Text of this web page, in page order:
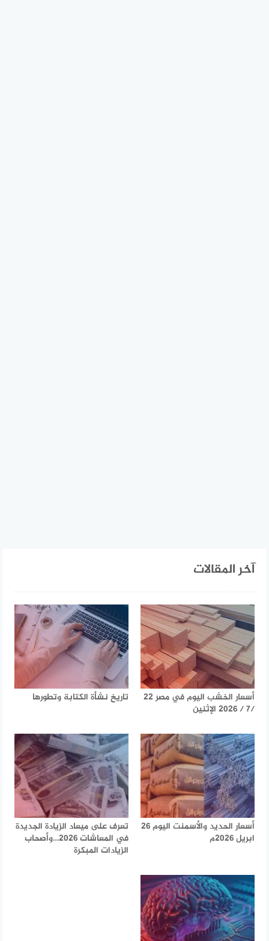
آخر المقالات
أسعار الخشب اليوم في مصر 22
/7 / 2026 الإثنين
تاريخ نشأة الكتابة وتطورها
أسعار الحديد والأسمنت اليوم 26
ابريل 2026م
تعرف على ميعاد الزيادة الجديدة
في المعاشات 2026…وأصحاب
الزيادات المبكرة